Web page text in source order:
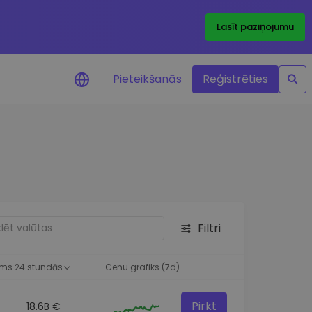
Lasīt paziņojumu
Pieteikšanās Reģistrēties
Filtri
24 stundās Cenu grafiks (7d)
18.6B € Pirkt